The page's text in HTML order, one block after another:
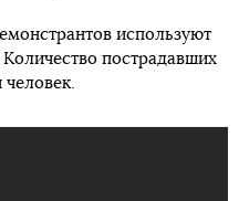
используют
пострадавших
человек.